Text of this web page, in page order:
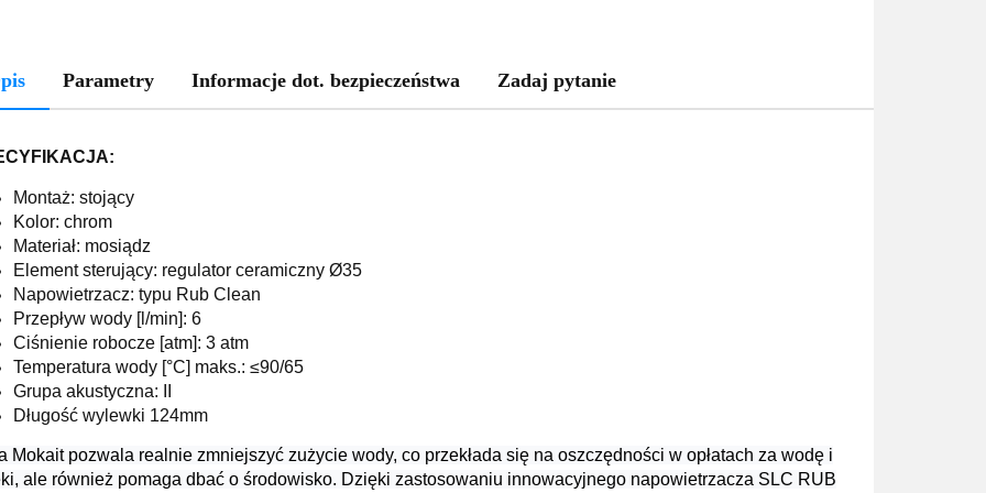
Parametry Informacje dot. bezpieczeństwa Zadaj pytanie
Montaż: stojący
Kolor: chrom
Materiał: mosiądz
Element sterujący: regulator ceramiczny Ø35
Napowietrzacz: typu Rub Clean
Przepływ wody [l/min]: 6
Ciśnienie robocze [atm]: 3 atm
Temperatura wody [°C] maks.: ≤90/65
Grupa akustyczna: II
Długość wylewki 124mm
Mokait pozwala realnie zmniejszyć zużycie wody, co przekłada się na oszczędności w opłatach za wodę i
ale również pomaga dbać o środowisko. Dzięki zastosowaniu innowacyjnego napowietrzacza SLC RUB